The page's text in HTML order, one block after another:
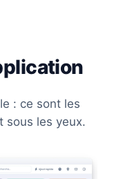
: ce sont les
sous les yeux.